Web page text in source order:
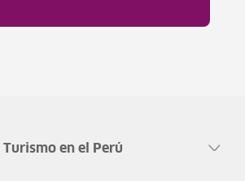
Turismo en el Perú